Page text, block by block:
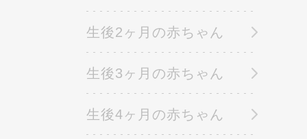
生後2ヶ月の赤ちゃん
生後3ヶ月の赤ちゃん
生後4ヶ月の赤ちゃん